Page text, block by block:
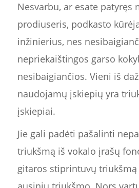
Nesvarbu, ar esate patyręs
prodiuseris, podkasto
inžinierius, nes
nepriekaištingos garso
nesibaigiančios. Vieni iš
naudojamų įskiepių yra
įskiepiai.
Jie gali padėti pašalinti
triukšmą iš vokalo įrašų
gitaros stiprintuvų